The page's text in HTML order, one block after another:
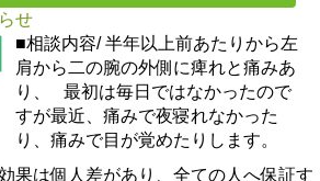
せ
■相談内容/ 半年以上前あたりから左
肩から二の腕の外側に痺れと痛みあ
り、 最初は毎日ではなかったので
すが最近、痛みで夜寝れなかった
り、痛みで目が覚めたりします。
果は個人差があり、全ての人へ保証す